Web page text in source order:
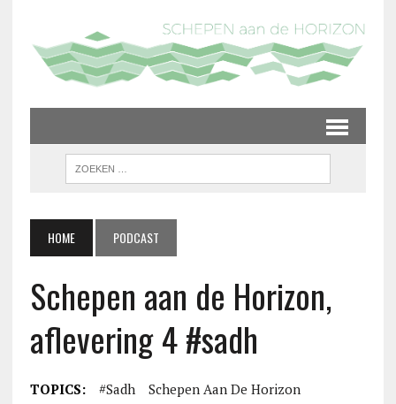
HOME PODCAST
Schepen aan de Horizon,
aflevering 4 #sadh
TOPICS: #sadh Schepen Aan De Horizon